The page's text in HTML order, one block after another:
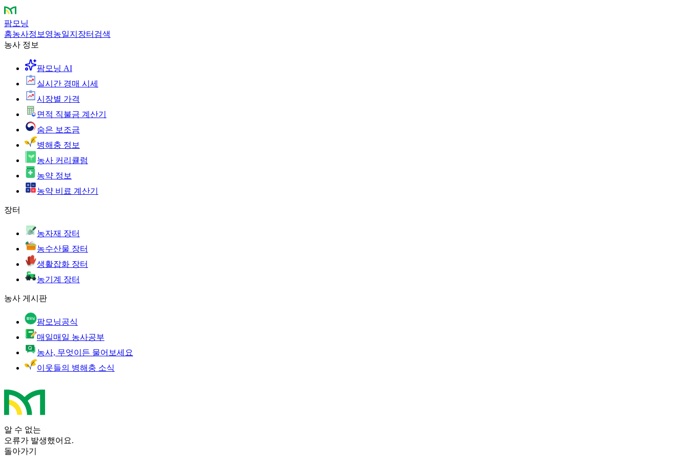
팜모닝
홈농사정보 영농일지 장터 검색
농사 정보
팜모닝 AI
실시간 경매 시세
시장별 가격
면적 직불금 계산기
숨은 보조금
병해충 정보
농사 커리큘럼
농약 정보
농약 비료 계산기
장터
농자재 장터
농수산물 장터
생활잡화 장터
농기계 장터
농사 게시판
팜모닝공식
매일매일 농사공부
농사, 무엇이든 물어보세요
이웃들의 병해충 소식
알 수 없는
오류가 발생했어요.
돌아가기